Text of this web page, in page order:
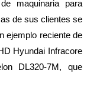
maquinaria para
de sus clientes se
ejemplo reciente de
Hyundai Infracore
DL320-7M, que